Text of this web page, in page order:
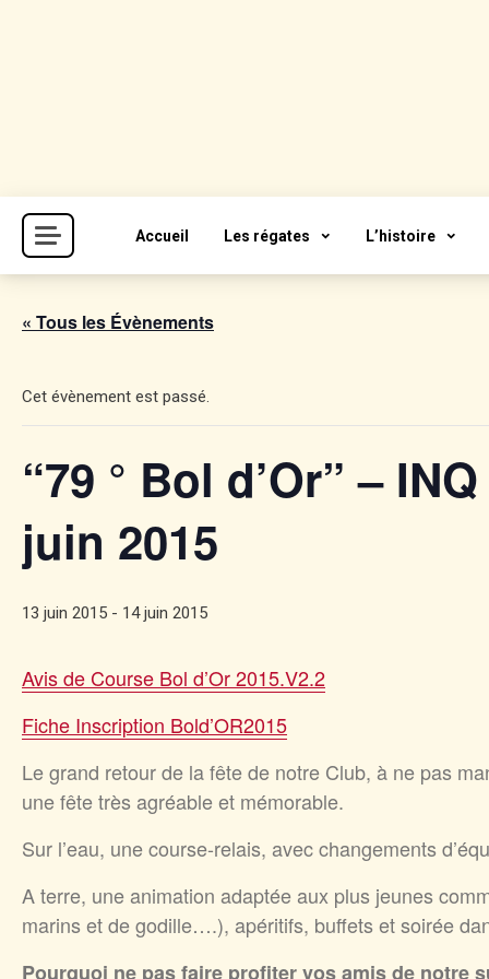
CVP
Cercle de la Voile de Paris
Accueil Les régates L’histoire
« Tous les Évènements
Cet évènement est passé.
“79 ° Bol d’Or” –
juin 2015
13 juin 2015 - 14 juin 2015
Avis de Course Bol d’Or 2015.V2.2
Fiche Inscription Bold’OR2015
Le grand retour de la fête de notre Club, à ne pas
une fête très agréable et mémorable.
Sur l’eau, une course-relais, avec changements
A terre, une animation adaptée aux plus jeunes
marins et de godille….), apéritifs, buffets et soirée
Pourquoi ne pas faire profiter vos amis de notre